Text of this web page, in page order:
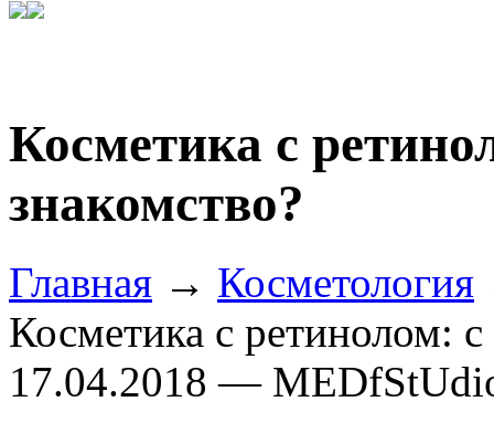
Косметика с
знакомство?
Главная → Косметология
Косметика с ретинолом: с
17.04.2018 —